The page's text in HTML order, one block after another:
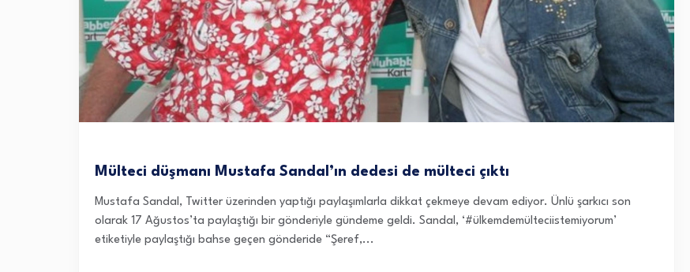
Mülteci düşmanı Mustafa Sandal’ın dedesi de mülteci çıktı
Mustafa Sandal, Twitter üzerinden yaptığı paylaşımlarla dikkat çekmeye devam ediyor. Ünlü şarkıcı son
olarak 17 Ağustos’ta paylaştığı bir gönderiyle gündeme geldi. Sandal, ‘#ülkemdemülteciistemiyorum’
etiketiyle paylaştığı bahse geçen gönderide “Şeref,...